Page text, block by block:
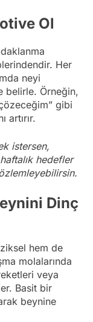
Ol
Her
neyi
belirle. Örneğin,
gibi
artırır.
istersen,
hedefler
Dinç
hem de
molalarında
veya
Basit bir
beynine